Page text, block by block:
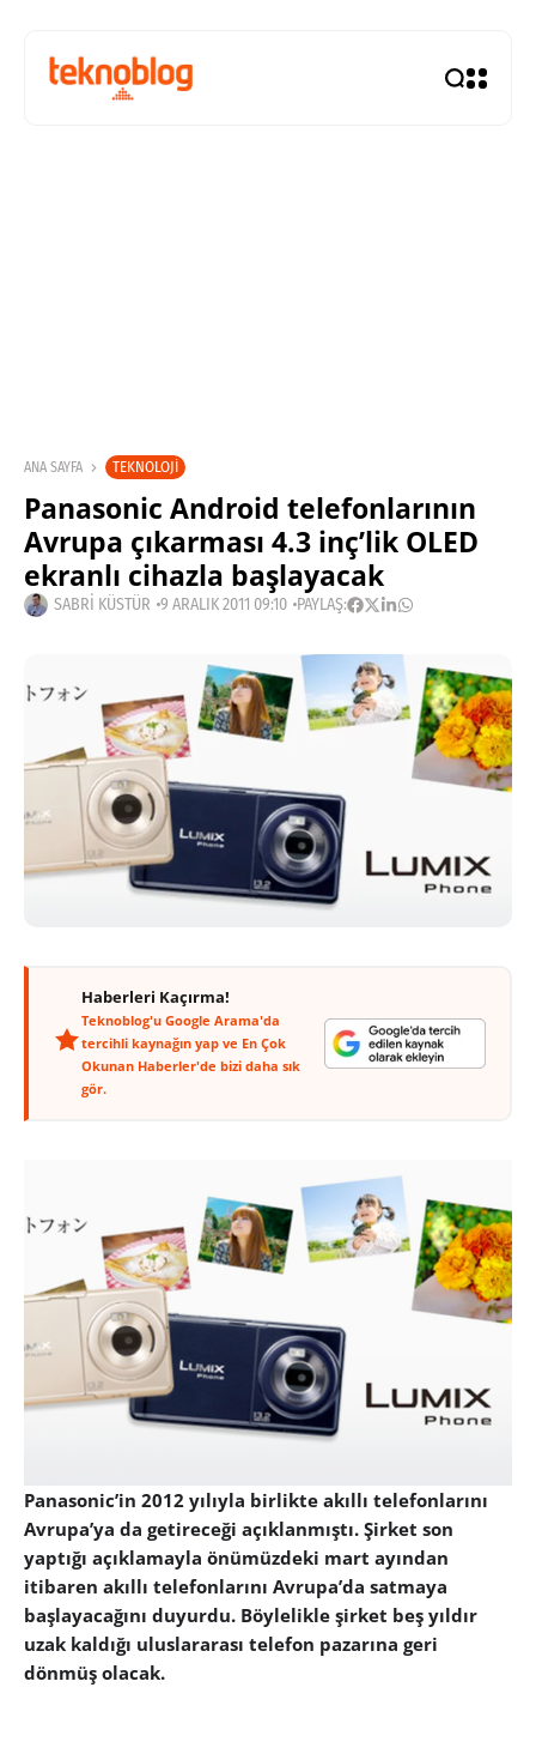
ANA SAYFA TEKNOLOJI
Panasonic Android telefonlarının
Avrupa çıkarması 4.3 inç’lik OLED
ekranlı cihazla başlayacak
SABRI KÜSTÜR 9 ARALIK 2011 09:10 PAYLAŞ:
Haberleri Kaçırma!
Teknoblog'u Google Arama'da
tercihli kaynağın yap ve En Çok
Okunan Haberler'de bizi daha sık
gör.
Panasonic’in 2012 yılıyla birlikte akıllı telefonlarını
Avrupa’ya da getireceği açıklanmıştı. Şirket son
yaptığı açıklamayla önümüzdeki mart ayından
itibaren akıllı telefonlarını Avrupa’da satmaya
başlayacağını duyurdu. Böylelikle şirket beş yıldır
uzak kaldığı uluslararası telefon pazarına geri
dönmüş olacak.